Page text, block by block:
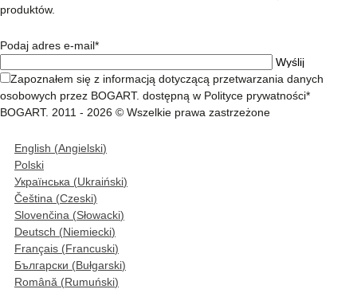
produktów.
Podaj adres e-mail*
Zapoznałem się z informacją dotyczącą przetwarzania danych
osobowych przez BOGART. dostępną w Polityce prywatności*
BOGART. 2011 - 2026 © Wszelkie prawa zastrzeżone
English (Angielski)
Polski
Українська (Ukraiński)
Čeština (Czeski)
Slovenčina (Słowacki)
Deutsch (Niemiecki)
Français (Francuski)
Български (Bułgarski)
Română (Rumuński)